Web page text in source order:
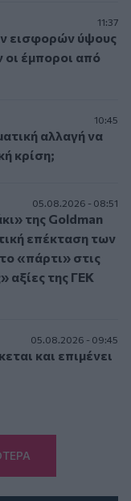
11:37
εισφορών ύψους
έμποροι από
10:45
αλλαγή να
κρίση;
05.08.2026 - 08:51
της Goldman
επέκταση των
«πάρτι» στις
αξίες της ΓΕΚ
05.08.2026 - 09:45
και επιμένει